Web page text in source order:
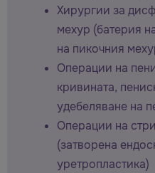
Хирургии за
мехур (батерия
на пикочния
Операции на
кривината,
удебеляване на
Операции на
(затворена
уретропластика)